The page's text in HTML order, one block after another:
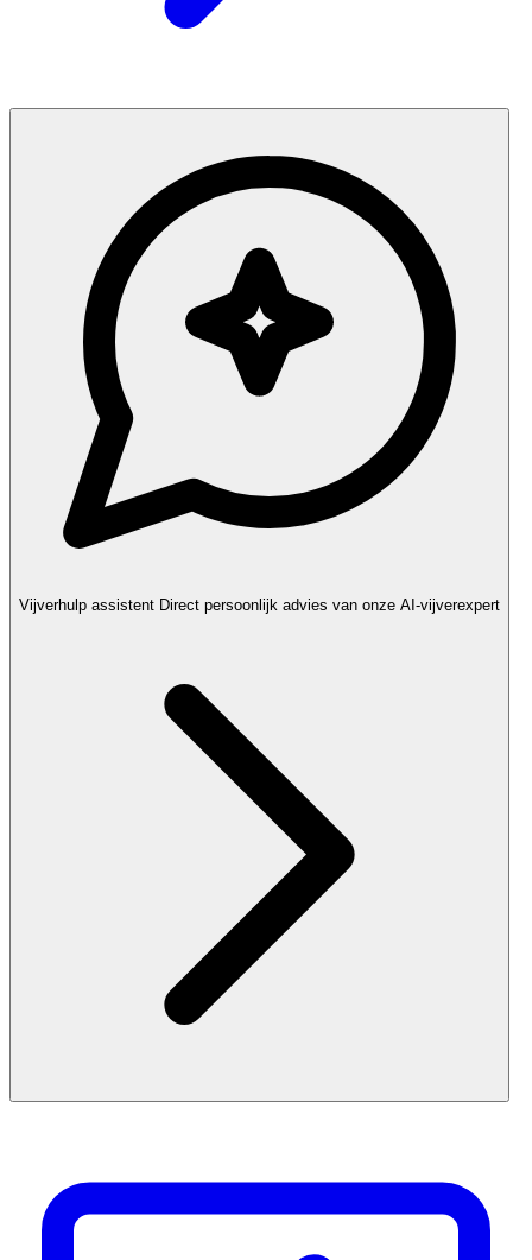
Vijverhulp assistent Direct persoonlijk advies van onze AI-vijverexpert